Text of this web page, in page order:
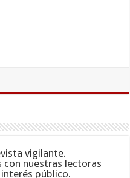
vigilante.
con nuestras lectoras
público.